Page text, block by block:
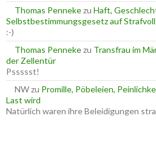
Thomas Pennekezu Haft,
Selbstbestimmungsgesetz auf
:-)
Thomas Pennekezu Transfrau im
der Zellentür
Pssssst!
NWzu Promille, Pöbeleien,
Last wird
Natürlich waren ihre Beleidigungen